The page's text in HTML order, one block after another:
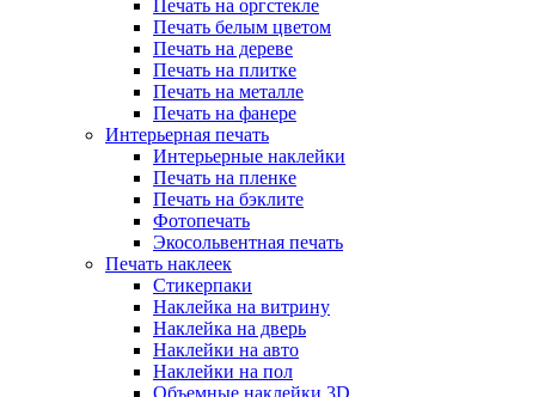
Печать на оргстекле
Печать белым цветом
Печать на дереве
Печать на плитке
Печать на металле
Печать на фанере
Интерьерная печать
Интерьерные наклейки
Печать на пленке
Печать на бэклите
Фотопечать
Экосольвентная печать
Печать наклеек
Стикерпаки
Наклейка на витрину
Наклейка на дверь
Наклейки на авто
Наклейки на пол
Объемные наклейки 3D